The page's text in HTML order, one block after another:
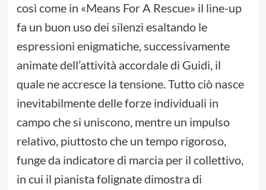
così come in «Means For A Rescue» il line-up
fa un buon uso dei silenzi esaltando le
espressioni enigmatiche, successivamente
animate dell’attività accordale di Guidi, il
quale ne accresce la tensione. Tutto ciò nasce
inevitabilmente delle forze individuali in
campo che si uniscono, mentre un impulso
relativo, piuttosto che un tempo rigoroso,
funge da indicatore di marcia per il collettivo,
in cui il pianista folignate dimostra di